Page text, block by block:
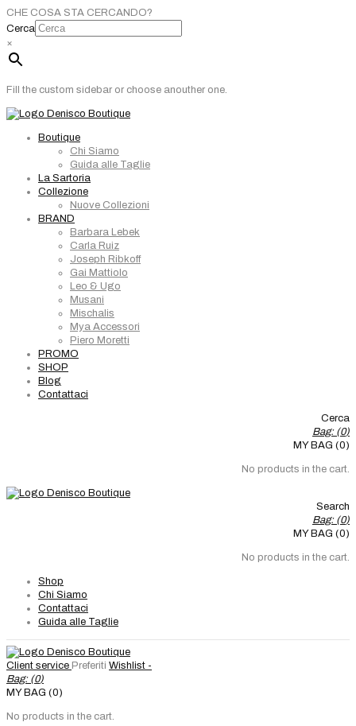
CHE COSA STA CERCANDO?
Cerca
×
Fill the custom sidebar or choose anouther one.
Boutique
Chi Siamo
Guida alle Taglie
La Sartoria
Collezione
Nuove Collezioni
BRAND
Barbara Lebek
Carla Ruiz
Joseph Ribkoff
Gai Mattiolo
Leo & Ugo
Musani
Mischalis
Mya Accessori
Piero Moretti
PROMO
SHOP
Blog
Contattaci
Cerca
Bag: (0)
MY BAG (0)
No products in the cart.
Search
Bag: (0)
MY BAG (0)
No products in the cart.
Shop
Chi Siamo
Contattaci
Guida alle Taglie
Client service Preferiti Wishlist -
Bag: (0)
MY BAG (0)
No products in the cart.